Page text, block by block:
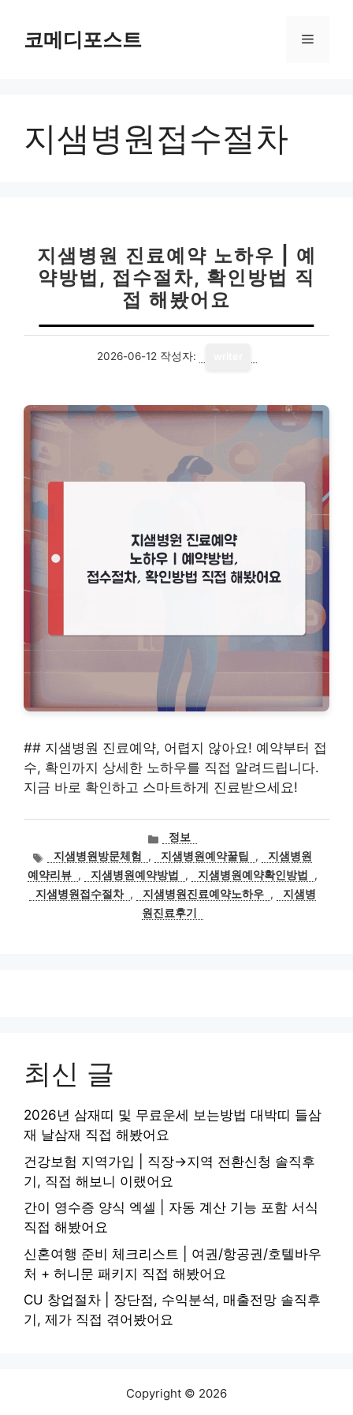
코메디포스트 메
지샘병원접수절차
지샘병원 진료예약 노하우 | 예
약방법, 접수절차, 확인방법 직
접 해봤어요
2026-06-12 작성자:
## 지샘병원 진료예약, 어렵지 않아요! 예약부터 접
수, 확인까지 상세한 노하우를 직접 알려드립니다.
지금 바로 확인하고 스마트하게 진료받으세요!
카
테
고
리
정보
태
그
지샘병원방문체험 , 지샘병원예약꿀팁 ,
지샘병원
예약리뷰 , 지샘병원예약방법 , 지샘병원예약확인방법
,
지샘병원접수절차 , 지샘병원진료예약노하우 ,
지샘병
원진료후기
최신 글
2026년 삼재띠 및 무료운세 보는방법 대박띠 들삼
재 날삼재 직접 해봤어요
건강보험 지역가입 | 직장→지역 전환신청 솔직후
기, 직접 해보니 이랬어요
간이 영수증 양식 엑셀 | 자동 계산 기능 포함 서식
직접 해봤어요
신혼여행 준비 체크리스트 | 여권/항공권/호텔바우
처 + 허니문 패키지 직접 해봤어요
CU 창업절차 | 장단점, 수익분석, 매출전망 솔직후
기, 제가 직접 겪어봤어요
Copyright © 2026